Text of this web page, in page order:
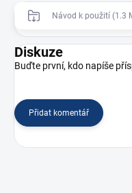
Návod k použití (1.3
Diskuze
Buďte první, kdo napíše
Přidat komentář